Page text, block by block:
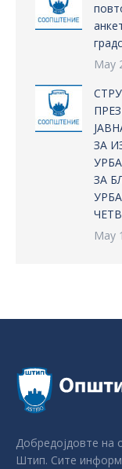
May
ЗА
ЗА
May
Добредојдовте на
Штип. Сите